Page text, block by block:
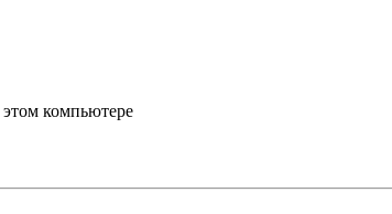
компьютере